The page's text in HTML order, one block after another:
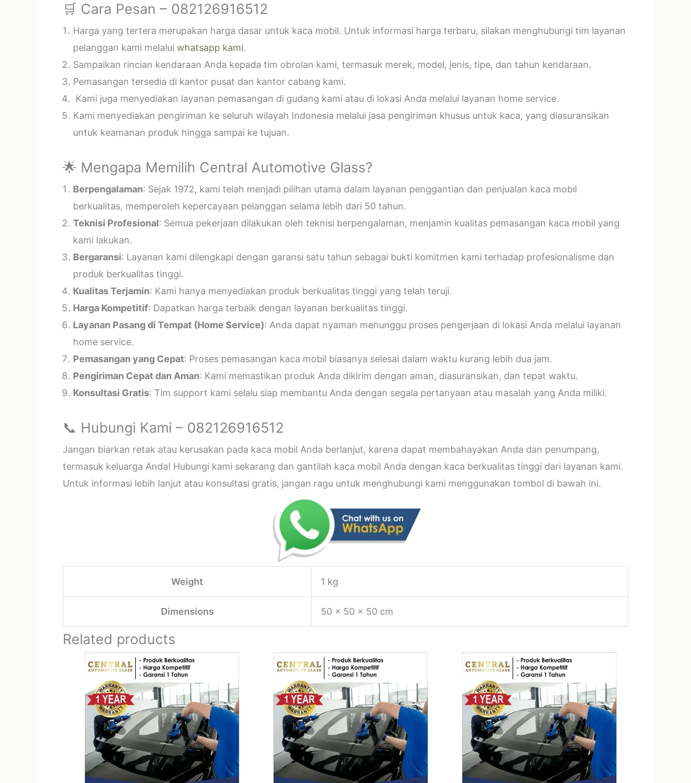
🛒 Cara Pesan – 082126916512
Harga yang tertera merupakan harga dasar untuk kaca mobil. Untuk informasi harga terbaru, silakan menghubungi tim layanan
pelanggan kami melalui whatsapp kami.
Sampaikan rincian kendaraan Anda kepada tim obrolan kami, termasuk merek, model, jenis, tipe, dan tahun kendaraan.
Pemasangan tersedia di kantor pusat dan kantor cabang kami.
Kami juga menyediakan layanan pemasangan di gudang kami atau di lokasi Anda melalui layanan home service.
Kami menyediakan pengiriman ke seluruh wilayah Indonesia melalui jasa pengiriman khusus untuk kaca, yang diasuransikan
untuk keamanan produk hingga sampai ke tujuan.
🌟 Mengapa Memilih Central Automotive Glass?
Berpengalaman: Sejak 1972, kami telah menjadi pilihan utama dalam layanan penggantian dan penjualan kaca mobil
berkualitas, memperoleh kepercayaan pelanggan selama lebih dari 50 tahun.
Teknisi Profesional: Semua pekerjaan dilakukan oleh teknisi berpengalaman, menjamin kualitas pemasangan kaca mobil yang
kami lakukan.
Bergaransi: Layanan kami dilengkapi dengan garansi satu tahun sebagai bukti komitmen kami terhadap profesionalisme dan
produk berkualitas tinggi.
Kualitas Terjamin: Kami hanya menyediakan produk berkualitas tinggi yang telah teruji.
Harga Kompetitif: Dapatkan harga terbaik dengan layanan berkualitas tinggi.
Layanan Pasang di Tempat (Home Service): Anda dapat nyaman menunggu proses pengerjaan di lokasi Anda melalui layanan
home service.
Pemasangan yang Cepat: Proses pemasangan kaca mobil biasanya selesai dalam waktu kurang lebih dua jam.
Pengiriman Cepat dan Aman: Kami memastikan produk Anda dikirim dengan aman, diasuransikan, dan tepat waktu.
Konsultasi Gratis: Tim support kami selalu siap membantu Anda dengan segala pertanyaan atau masalah yang Anda miliki.
📞 Hubungi Kami – 082126916512
Jangan biarkan retak atau kerusakan pada kaca mobil Anda berlanjut, karena dapat membahayakan Anda dan penumpang,
termasuk keluarga Anda! Hubungi kami sekarang dan gantilah kaca mobil Anda dengan kaca berkualitas tinggi dari layanan kami.
Untuk informasi lebih lanjut atau konsultasi gratis, jangan ragu untuk menghubungi kami menggunakan tombol di bawah ini.
Weight 1 kg
Dimensions 50 × 50 × 50 cm
Related products